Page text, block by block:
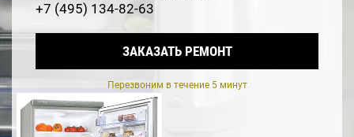
+7 (495) 134-82-63
ЗАКАЗАТЬ РЕМОНТ
Перезвоним в течение 5 минут